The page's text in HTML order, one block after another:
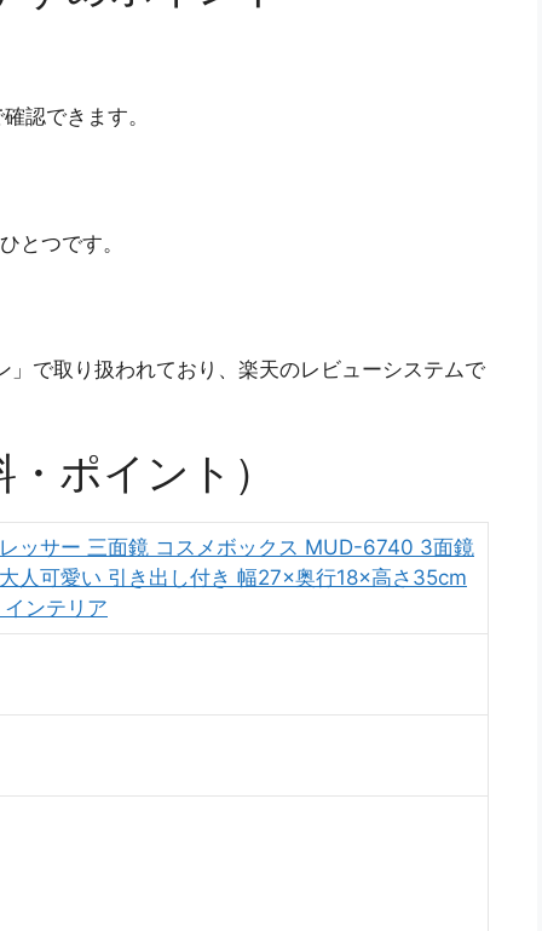
認できます。
とつです。
」で取り扱われており、楽天のレビューシステムで
ポイント）
ッサー 三面鏡 コスメボックス MUD-6740 3面鏡
人可愛い 引き出し付き 幅27×奥行18×高さ35cm
ンテリア